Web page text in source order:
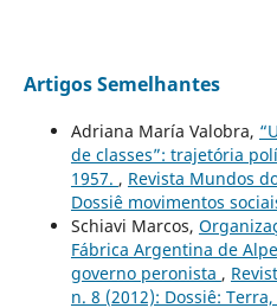
Artigos Semelhantes
Adriana María Valobra,
de classes”: trajetória
1957. , Revista Mundos
Dossiê movimentos
Schiavi Marcos,
Fábrica Argentina de
governo peronista ,
n. 8 (2012): Dossiê: